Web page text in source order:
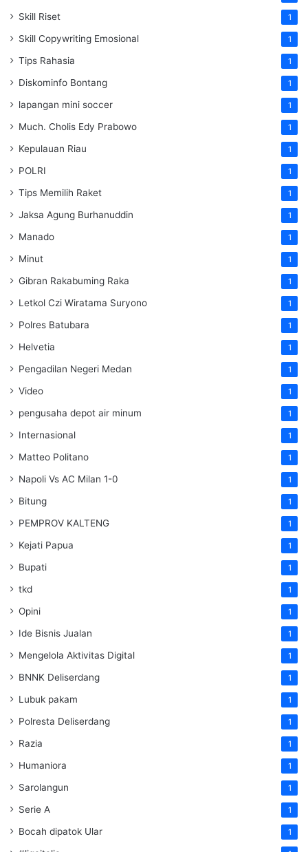
Skill Riset 1
Skill Copywriting Emosional 1
Tips Rahasia 1
Diskominfo Bontang 1
lapangan mini soccer 1
Much. Cholis Edy Prabowo 1
Kepulauan Riau 1
POLRI 1
Tips Memilih Raket 1
Jaksa Agung Burhanuddin 1
Manado 1
Minut 1
Gibran Rakabuming Raka 1
Letkol Czi Wiratama Suryono 1
Polres Batubara 1
Helvetia 1
Pengadilan Negeri Medan 1
Video 1
pengusaha depot air minum 1
Internasional 1
Matteo Politano 1
Napoli Vs AC Milan 1-0 1
Bitung 1
PEMPROV KALTENG 1
Kejati Papua 1
Bupati 1
tkd 1
Opini 1
Ide Bisnis Jualan 1
Mengelola Aktivitas Digital 1
BNNK Deliserdang 1
Lubuk pakam 1
Polresta Deliserdang 1
Razia 1
Humaniora 1
Sarolangun 1
Serie A 1
Bocah dipatok Ular 1